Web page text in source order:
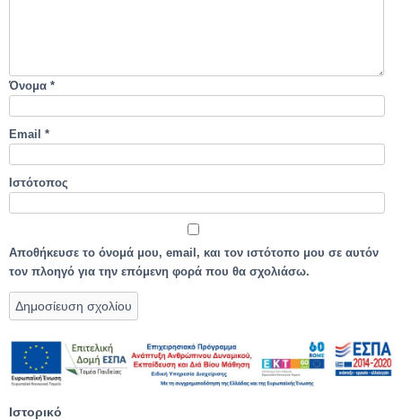
Όνομα *
Email *
Ιστότοπος
Αποθήκευσε το όνομά μου, email, και τον ιστότοπο μου σε αυτόν
τον πλοηγό για την επόμενη φορά που θα σχολιάσω.
Ιστορικό